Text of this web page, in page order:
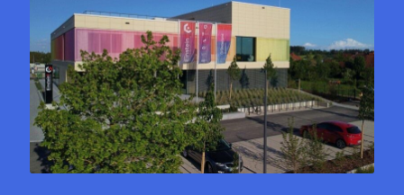
auf
Produktseite
gewählt
werden